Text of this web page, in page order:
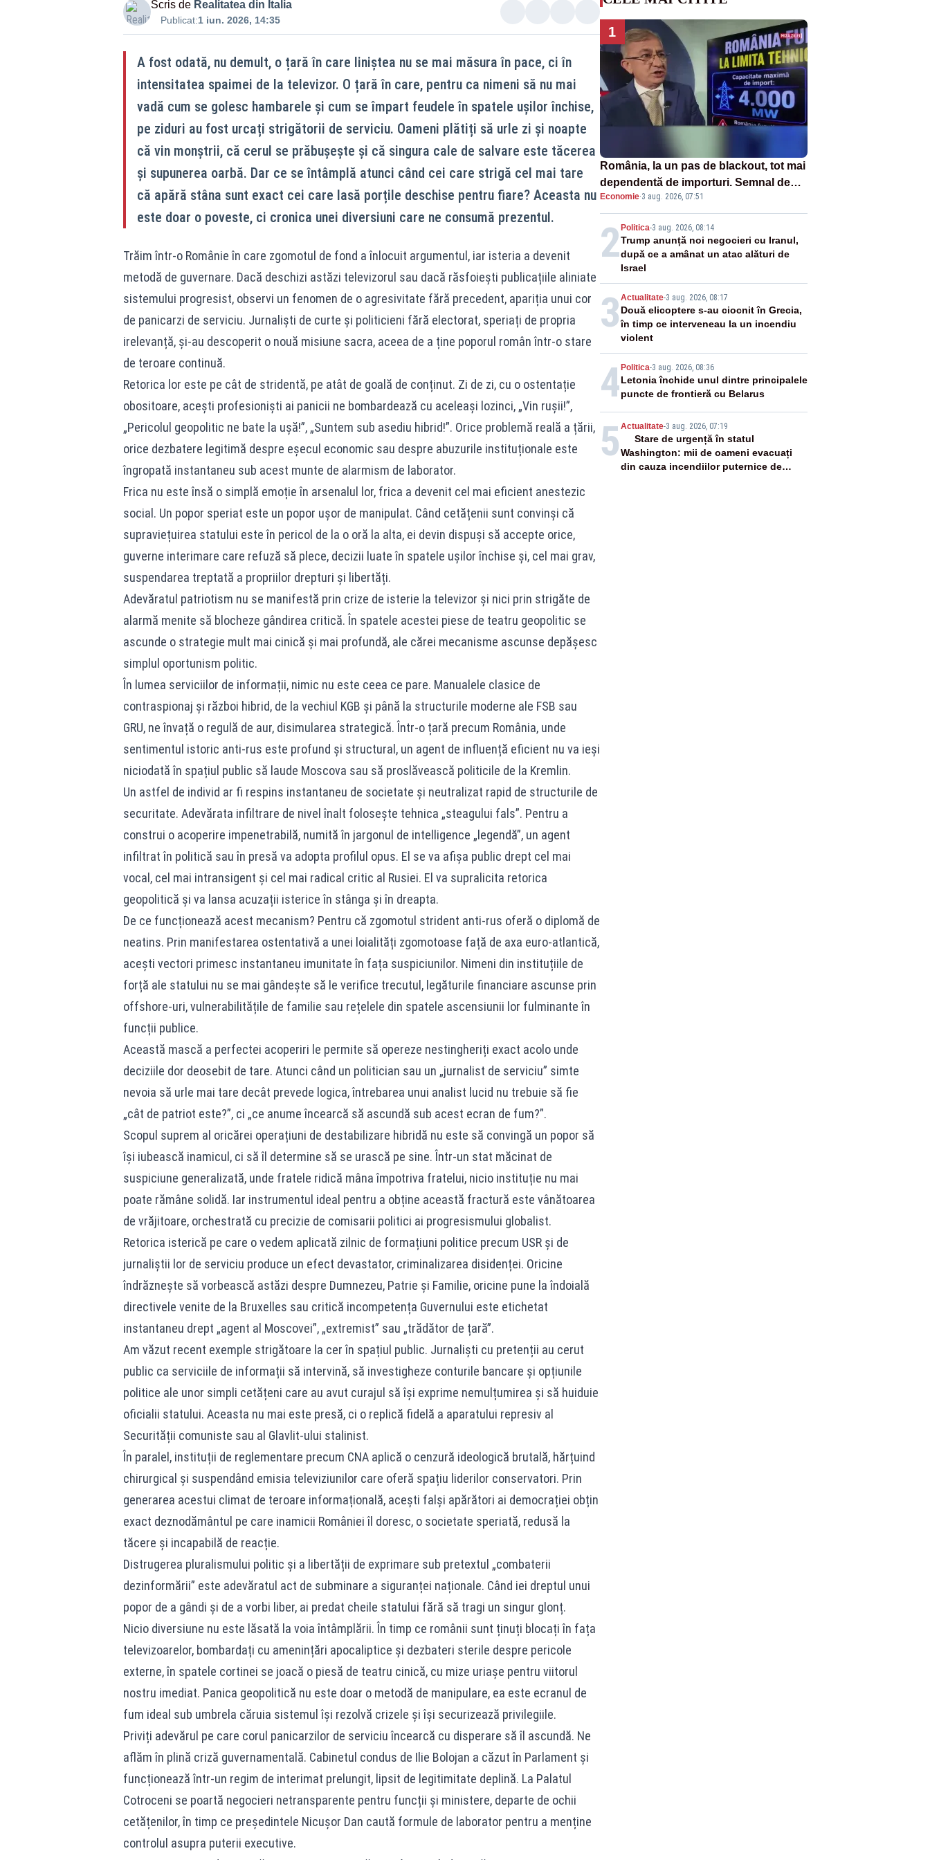
Scris de Realitatea din Italia
Publicat:1 iun. 2026, 14:35
A fost odată, nu demult, o țară în care liniștea nu se mai măsura în pace, ci în
intensitatea spaimei de la televizor. O țară în care, pentru ca nimeni să nu mai
vadă cum se golesc hambarele și cum se împart feudele în spatele ușilor închise,
pe ziduri au fost urcați strigătorii de serviciu. Oameni plătiți să urle zi și noapte
că vin monștrii, că cerul se prăbușește și că singura cale de salvare este tăcerea
și supunerea oarbă. Dar ce se întâmplă atunci când cei care strigă cel mai tare
că apără stâna sunt exact cei care lasă porțile deschise pentru fiare? Aceasta nu
este doar o poveste, ci cronica unei diversiuni care ne consumă prezentul.
Trăim într-o Românie în care zgomotul de fond a înlocuit argumentul, iar isteria a devenit
metodă de guvernare. Dacă deschizi astăzi televizorul sau dacă răsfoiești publicațiile aliniate
sistemului progresist, observi un fenomen de o agresivitate fără precedent, apariția unui cor
de panicarzi de serviciu. Jurnaliști de curte și politicieni fără electorat, speriați de propria
irelevanță, și-au descoperit o nouă misiune sacra, aceea de a ține poporul român într-o stare
de teroare continuă.
Retorica lor este pe cât de stridentă, pe atât de goală de conținut. Zi de zi, cu o ostentație
obositoare, acești profesioniști ai panicii ne bombardează cu aceleași lozinci, „Vin rușii!”,
„Pericolul geopolitic ne bate la ușă!”, „Suntem sub asediu hibrid!”. Orice problemă reală a țării,
orice dezbatere legitimă despre eșecul economic sau despre abuzurile instituționale este
îngropată instantaneu sub acest munte de alarmism de laborator.
Frica nu este însă o simplă emoție în arsenalul lor, frica a devenit cel mai eficient anestezic
social. Un popor speriat este un popor ușor de manipulat. Când cetățenii sunt convinși că
supraviețuirea statului este în pericol de la o oră la alta, ei devin dispuși să accepte orice,
guverne interimare care refuză să plece, decizii luate în spatele ușilor închise și, cel mai grav,
suspendarea treptată a propriilor drepturi și libertăți.
Adevăratul patriotism nu se manifestă prin crize de isterie la televizor și nici prin strigăte de
alarmă menite să blocheze gândirea critică. În spatele acestei piese de teatru geopolitic se
ascunde o strategie mult mai cinică și mai profundă, ale cărei mecanisme ascunse depășesc
simplul oportunism politic.
În lumea serviciilor de informații, nimic nu este ceea ce pare. Manualele clasice de
contraspionaj și război hibrid, de la vechiul KGB și până la structurile moderne ale FSB sau
GRU, ne învață o regulă de aur, disimularea strategică. Într-o țară precum România, unde
sentimentul istoric anti-rus este profund și structural, un agent de influență eficient nu va ieși
niciodată în spațiul public să laude Moscova sau să proslăvească politicile de la Kremlin.
Un astfel de individ ar fi respins instantaneu de societate și neutralizat rapid de structurile de
securitate. Adevărata infiltrare de nivel înalt folosește tehnica „steagului fals”. Pentru a
construi o acoperire impenetrabilă, numită în jargonul de intelligence „legendă”, un agent
infiltrat în politică sau în presă va adopta profilul opus. El se va afișa public drept cel mai
vocal, cel mai intransigent și cel mai radical critic al Rusiei. El va supralicita retorica
geopolitică și va lansa acuzații isterice în stânga și în dreapta.
De ce funcționează acest mecanism? Pentru că zgomotul strident anti-rus oferă o diplomă de
neatins. Prin manifestarea ostentativă a unei loialități zgomotoase față de axa euro-atlantică,
acești vectori primesc instantaneu imunitate în fața suspiciunilor. Nimeni din instituțiile de
forță ale statului nu se mai gândește să le verifice trecutul, legăturile financiare ascunse prin
offshore-uri, vulnerabilitățile de familie sau rețelele din spatele ascensiunii lor fulminante în
funcții publice.
Această mască a perfectei acoperiri le permite să opereze nestingheriți exact acolo unde
deciziile dor deosebit de tare. Atunci când un politician sau un „jurnalist de serviciu” simte
nevoia să urle mai tare decât prevede logica, întrebarea unui analist lucid nu trebuie să fie
„cât de patriot este?”, ci „ce anume încearcă să ascundă sub acest ecran de fum?”.
Scopul suprem al oricărei operațiuni de destabilizare hibridă nu este să convingă un popor să
își iubească inamicul, ci să îl determine să se urască pe sine. Într-un stat măcinat de
suspiciune generalizată, unde fratele ridică mâna împotriva fratelui, nicio instituție nu mai
poate rămâne solidă. Iar instrumentul ideal pentru a obține această fractură este vânătoarea
de vrăjitoare, orchestrată cu precizie de comisarii politici ai progresismului globalist.
Retorica isterică pe care o vedem aplicată zilnic de formațiuni politice precum USR și de
jurnaliștii lor de serviciu produce un efect devastator, criminalizarea disidenței. Oricine
îndrăznește să vorbească astăzi despre Dumnezeu, Patrie și Familie, oricine pune la îndoială
directivele venite de la Bruxelles sau critică incompetența Guvernului este etichetat
instantaneu drept „agent al Moscovei”, „extremist” sau „trădător de țară”.
Am văzut recent exemple strigătoare la cer în spațiul public. Jurnaliști cu pretenții au cerut
public ca serviciile de informații să intervină, să investigheze conturile bancare și opțiunile
politice ale unor simpli cetățeni care au avut curajul să își exprime nemulțumirea și să huiduie
oficialii statului. Aceasta nu mai este presă, ci o replică fidelă a aparatului represiv al
Securității comuniste sau al Glavlit-ului stalinist.
În paralel, instituții de reglementare precum CNA aplică o cenzură ideologică brutală, hărțuind
chirurgical și suspendând emisia televiziunilor care oferă spațiu liderilor conservatori. Prin
generarea acestui climat de teroare informațională, acești falși apărători ai democrației obțin
exact deznodământul pe care inamicii României îl doresc, o societate speriată, redusă la
tăcere și incapabilă de reacție.
Distrugerea pluralismului politic și a libertății de exprimare sub pretextul „combaterii
dezinformării” este adevăratul act de subminare a siguranței naționale. Când iei dreptul unui
popor de a gândi și de a vorbi liber, ai predat cheile statului fără să tragi un singur glonț.
Nicio diversiune nu este lăsată la voia întâmplării. În timp ce românii sunt ținuți blocați în fața
televizoarelor, bombardați cu amenințări apocaliptice și dezbateri sterile despre pericole
externe, în spatele cortinei se joacă o piesă de teatru cinică, cu mize uriașe pentru viitorul
nostru imediat. Panica geopolitică nu este doar o metodă de manipulare, ea este ecranul de
fum ideal sub umbrela căruia sistemul își rezolvă crizele și își securizează privilegiile.
Priviți adevărul pe care corul panicarzilor de serviciu încearcă cu disperare să îl ascundă. Ne
aflăm în plină criză guvernamentală. Cabinetul condus de Ilie Bolojan a căzut în Parlament și
funcționează într-un regim de interimat prelungit, lipsit de legitimitate deplină. La Palatul
Cotroceni se poartă negocieri netransparente pentru funcții și ministere, departe de ochii
cetățenilor, în timp ce președintele Nicușor Dan caută formule de laborator pentru a menține
controlul asupra puterii executive.
1
România, la un pas de blackout, tot mai
dependentă de importuri. Semnal de
alarmă tras de un expert în energie
Economie·3 aug. 2026, 07:51
2 Politica-3 aug. 2026, 08:14
Trump anunță noi negocieri cu Iranul,
după ce a amânat un atac alături de
Israel
3 Actualitate-3 aug. 2026, 08:17
Două elicoptere s-au ciocnit în Grecia,
în timp ce interveneau la un incendiu
violent
4 Politica-3 aug. 2026, 08:36
Letonia închide unul dintre principalele
puncte de frontieră cu Belarus
5 Actualitate-3 aug. 2026, 07:19
Stare de urgență în statul
Washington: mii de oameni evacuați
din cauza incendiilor puternice de